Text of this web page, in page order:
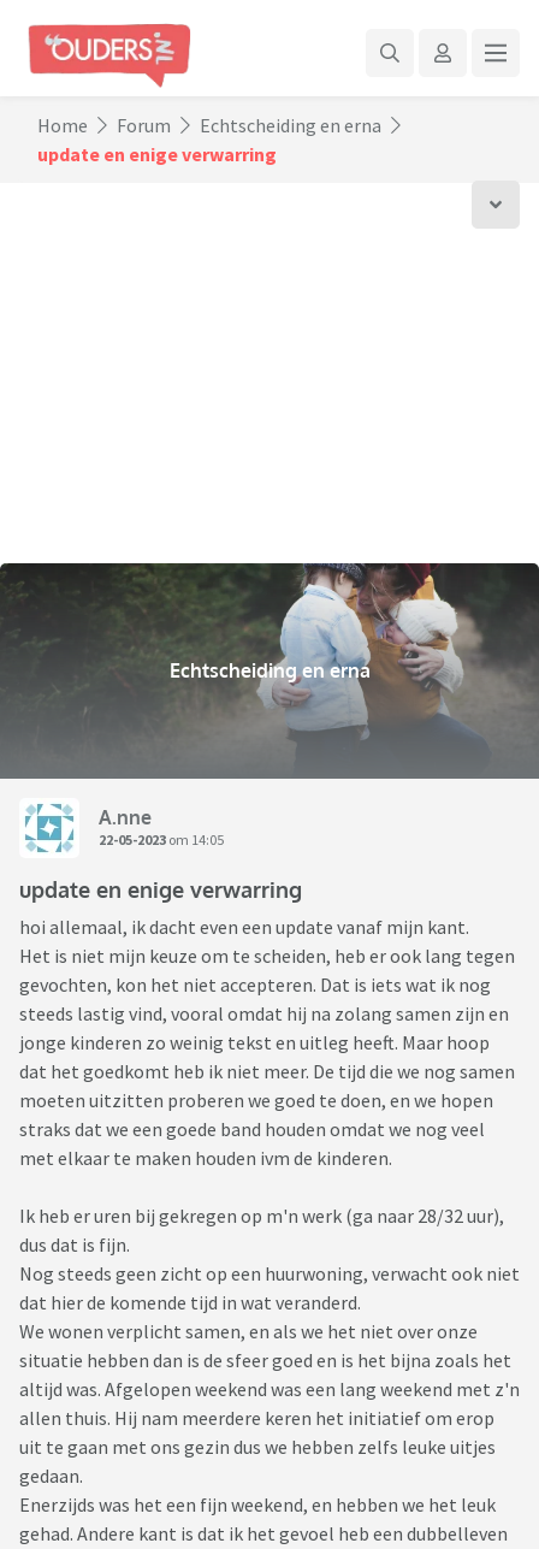
Home Forum
Echtscheiding en erna
update en enige verwarring
Echtscheiding en erna
A.nne
22-05-2023 om 14:05
update en enige verwarring
hoi allemaal, ik dacht even een update vanaf mijn kant.
Het is niet mijn keuze om te scheiden, heb er ook lang tegen
gevochten, kon het niet accepteren. Dat is iets wat ik nog
steeds lastig vind, vooral omdat hij na zolang samen zijn en
jonge kinderen zo weinig tekst en uitleg heeft. Maar hoop
dat het goedkomt heb ik niet meer. De tijd die we nog samen
moeten uitzitten proberen we goed te doen, en we hopen
straks dat we een goede band houden omdat we nog veel
met elkaar te maken houden ivm de kinderen.
Ik heb er uren bij gekregen op m'n werk (ga naar 28/32 uur),
dus dat is fijn.
Nog steeds geen zicht op een huurwoning, verwacht ook niet
dat hier de komende tijd in wat veranderd.
We wonen verplicht samen, en als we het niet over onze
situatie hebben dan is de sfeer goed en is het bijna zoals het
altijd was. Afgelopen weekend was een lang weekend met z'n
allen thuis. Hij nam meerdere keren het initiatief om erop
uit te gaan met ons gezin dus we hebben zelfs leuke uitjes
gedaan.
Enerzijds was het een fijn weekend, en hebben we het leuk
gehad. Andere kant is dat ik het gevoel heb een dubbelleven